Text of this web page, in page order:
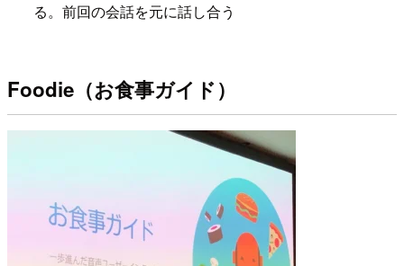
る。前回の会話を元に話し合う
Foodie（お食事ガイド）